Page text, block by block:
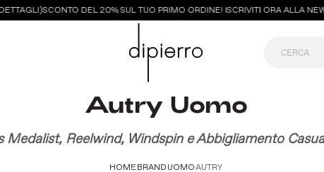
SCONTO DEL 20% SUL TUO PRIMO ORDINE! ISCRIVITI ORA ALLA
Autry Uomo
Medalist, Reelwind, Windspin e Abbigliamento
HOME BRAND UOMOAUTRY